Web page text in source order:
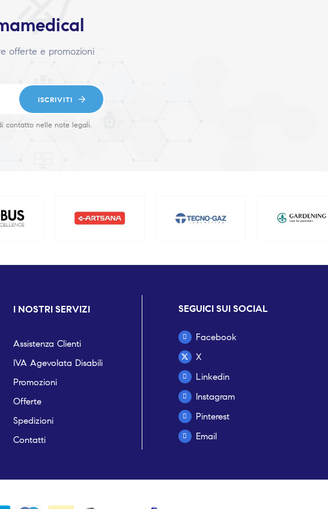
offerte e promozioni
ISCRIVITI
contatto nelle note legali.
I NOSTRI SERVIZI
Assistenza Clienti
IVA Agevolata Disabili
Promozioni
Offerte
Spedizioni
Contatti
SEGUICI SUI SOCIAL
Facebook
X
Linkedin
Instagram
Pinterest
Email